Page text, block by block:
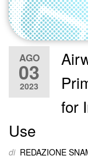
AGO
03
2023
for
Use
di REDAZIONE